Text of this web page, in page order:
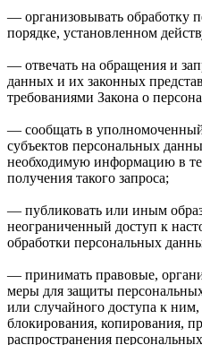
— организовывать обработку
порядке, установленном
— отвечать на обращения и
данных и их законных
требованиями Закона о
— сообщать в
субъектов персональных
необходимую информацию в
получения такого запроса;
— публиковать или иным
неограниченный доступ к
обработки персональных
— принимать правовые,
меры для защиты
или случайного доступа к
блокирования, копирования,
распространения